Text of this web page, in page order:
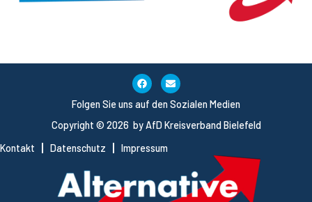
Copyright © 2026 by AfD Kreisverband Bielefeld
Kontakt
Datenschutz Impressum
Folgen Sie uns auf den Sozialen Medien